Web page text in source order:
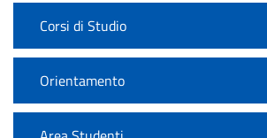
Corsi di Studio
Orientamento